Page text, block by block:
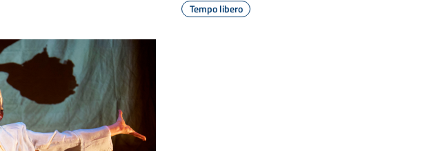
Tempo libero